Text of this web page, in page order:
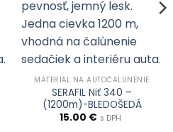
MATERIÁL NA AUTOČALÚNENIE
SERAFIL Niť 340 –
(1200m)-BLEDOŠEDÁ
15.00 € s DPH